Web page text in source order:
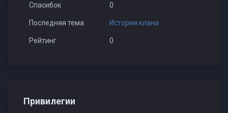
Спасибок 0
Последняя тема История клана
Рейтинг 0
Привилегии